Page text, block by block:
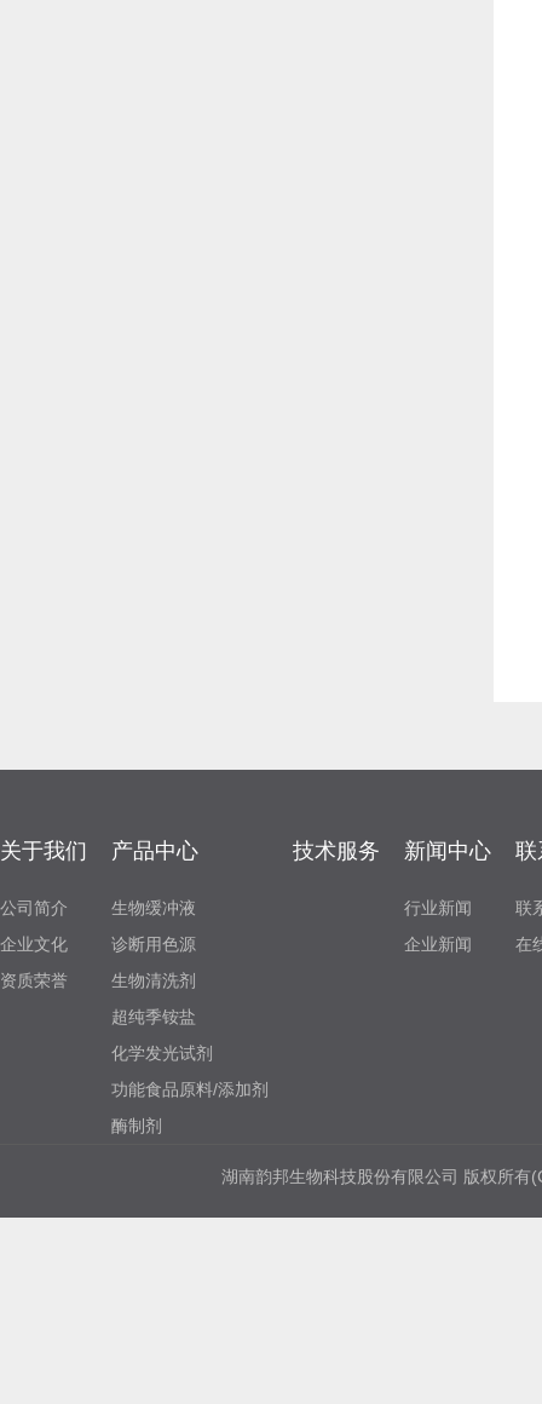
关于我们
公司简介
企业文化
资质荣誉
产品中心
生物缓冲液
诊断用色源
生物清洗剂
超纯季铵盐
化学发光试剂
功能食品原料/添加剂
酶制剂
技术服务 新闻中心
行业新闻
企业新闻
联
联
在
湖南韵邦生物科技股份有限公司 版权所有